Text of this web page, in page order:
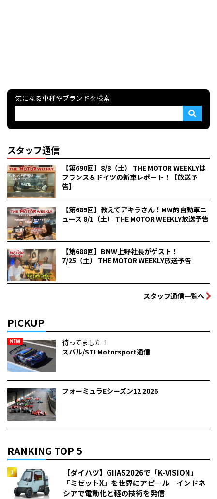
気になる車種やブランドを検索
スタッフ通信
【第690回】8/8（土） THE MOTOR WEEKLYは
フランス＆ドイツの新車レポート！【放送予
告】
【第689回】教えてアキラさん！MW的自動車ニ
ュース 8/1（土） THE MOTOR WEEKLY放送予告
【第688回】BMW上野社長がゲスト！
7/25（土） THE MOTOR WEEKLY放送予告
スタッフ通信一覧へ
PICKUP
NEW
待ってました！
スバル/STI Motorsport通信
フォーミュラEシーズン12 2026
RANKING TOP 5
【ダイハツ】GIIAS2026で「K-VISION」
「ミゼットX」を世界にアピール インドネ
シアで電動化と軽の技術を発信